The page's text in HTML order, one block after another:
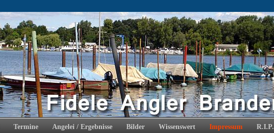
Termine Angelei / Ergebnisse Bilder Wissenswert Impressum R.I.P.